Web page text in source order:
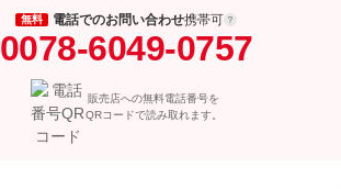
無料 電話でのお問い合わせ携帯可
0078-6049-0757
販売店への無料電話番号を
QRコードで読み取れます。